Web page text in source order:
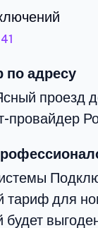
по адресу
проезд
провайдер
для
будет